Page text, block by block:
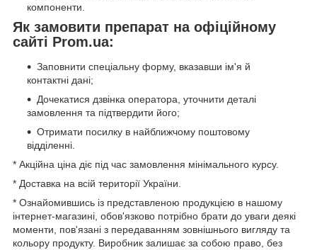
компоненти.
Як замовити препарат на офіційному
сайті Prom.ua:
Заповнити спеціальну форму, вказавши ім'я й
контактні дані;
Дочекатися дзвінка оператора, уточнити деталі
замовлення та підтвердити його;
Отримати посилку в найближчому поштовому
відділенні.
* Акційна ціна діє під час замовлення мінімального курсу.
* Доставка на всій території України.
* Ознайомившись із представленою продукцією в нашому
інтернет-магазині, обов'язково потрібно брати до уваги деякі
моменти, пов'язані з передаванням зовнішнього вигляду та
кольору продукту. Виробник залишає за собою право, без